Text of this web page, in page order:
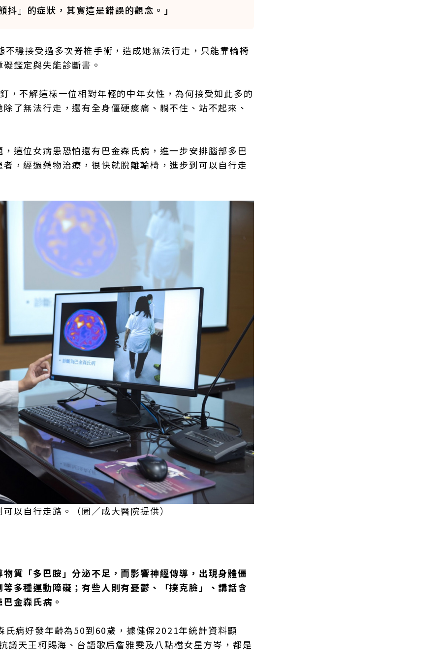
』的症狀，其實這是錯誤的觀念。」
穩接受過多次脊椎手術，造成她無法行走，只能靠輪椅
鑑定與失能診斷書。
，不解這樣一位相對年輕的中年女性，為何接受如此多的
了無法行走，還有全身僵硬痠痛、躺不住、站不起來、
這位女病患恐怕還有巴金森氏病，進一步安排腦部多巴
，經過藥物治療，很快就脫離輪椅，進步到可以自行走
以自行走路。（圖／成大醫院提供）
質「多巴胺」分泌不足，而影響神經傳導，出現身體僵
多種運動障礙；有些人則有憂鬱、「撲克臉」、講話含
金森氏病。
病好發年齡為50到60歲，據健保2021年統計資料顯
議天王柯賜海、台語歌后詹雅雯及八點檔女星方岑，都是